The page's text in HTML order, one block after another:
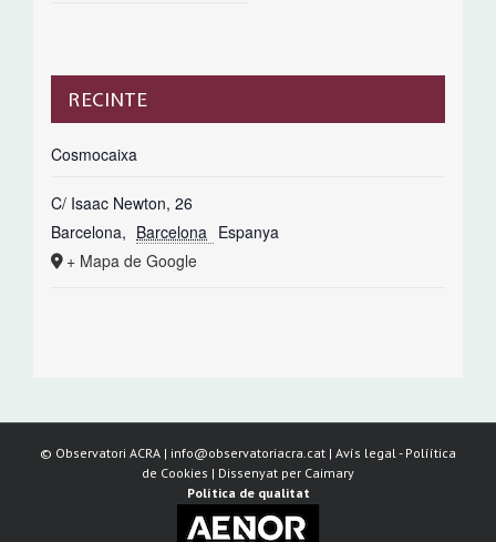
RECINTE
Cosmocaixa
C/ Isaac Newton, 26
Barcelona, Barcelona Espanya
+ Mapa de Google
© Observatori ACRA | info@observatoriacra.cat | Avís legal - Políítica
de Cookies | Dissenyat per Caimary
Política de qualitat